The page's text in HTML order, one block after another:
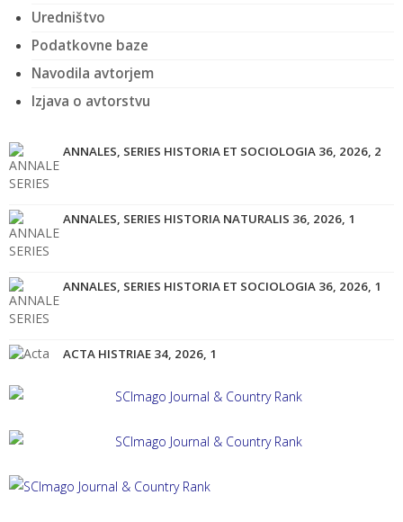
Uredništvo
Podatkovne baze
Navodila avtorjem
Izjava o avtorstvu
ANNALES, SERIES HISTORIA ET SOCIOLOGIA 36, 2026, 2
ANNALES, SERIES HISTORIA NATURALIS 36, 2026, 1
ANNALES, SERIES HISTORIA ET SOCIOLOGIA 36, 2026, 1
ACTA HISTRIAE 34, 2026, 1
ANNALES, SERIES HISTORIA ET SOCIOLOGIA 35, 2025, 4